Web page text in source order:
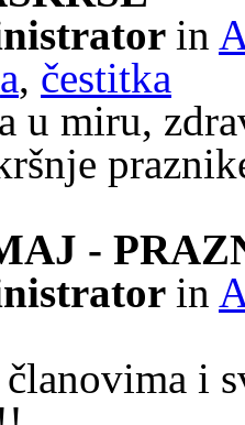
in
, čestitka
u miru,
-
in
i